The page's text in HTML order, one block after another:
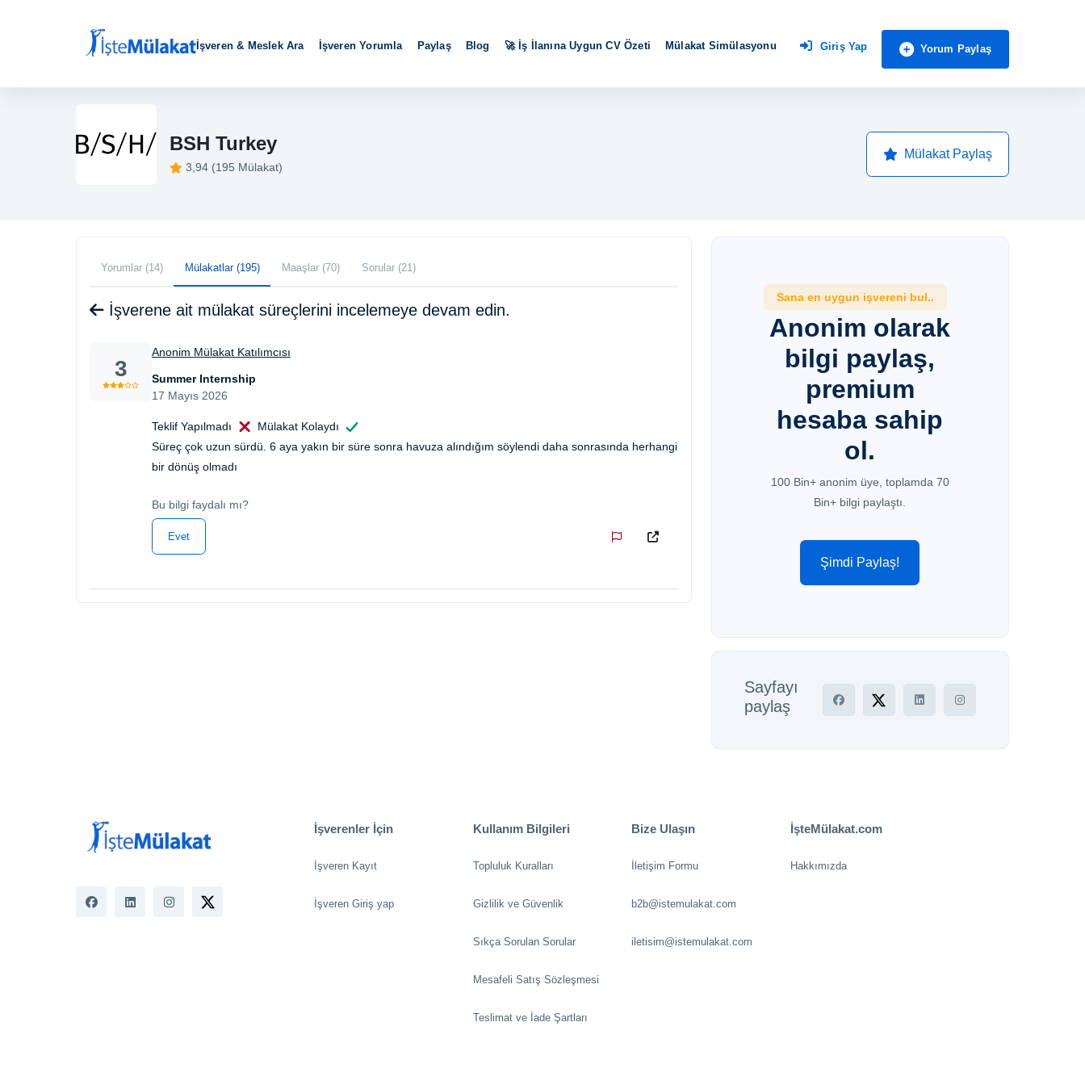
İşveren & Meslek Ara İşveren Yorumla Paylaş Blog 🚀 İş İlanına Uygun CV Özeti Mülakat Simülasyonu Giriş Yap Yorum Paylaş
BSH Turkey
3,94 (195 Mülakat)
Mülakat Paylaş
Yorumlar (14) Mülakatlar (195) Maaşlar (70) Sorular (21)
İşverene ait mülakat süreçlerini incelemeye devam edin.
3
Anonim Mülakat Katılımcısı
Summer Internship
17 Mayıs 2026
Teklif Yapılmadı
Mülakat Kolaydı
Süreç çok uzun sürdü. 6 aya yakın bir süre sonra havuza alındığım söylendi daha sonrasında herhangi
bir dönüş olmadı
Bu bilgi faydalı mı?
Evet
Sana en uygun işvereni bul..
Anonim olarak
bilgi paylaş,
premium
hesaba sahip
ol.
100 Bin+ anonim üye, toplamda 70
Bin+ bilgi paylaştı.
Şimdi Paylaş!
Sayfayı
paylaş
İşverenler İçin
İşveren Kayıt
İşveren Giriş yap
Kullanım Bilgileri
Topluluk Kuralları
Gizlilik ve Güvenlik
Sıkça Sorulan Sorular
Mesafeli Satış Sözleşmesi
Teslimat ve İade Şartları
Bize Ulaşın
İletişim Formu
b2b@istemulakat.com
iletisim@istemulakat.com
İşteMülakat.com
Hakkımızda